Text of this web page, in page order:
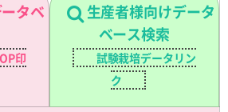
タベ
印
生産者様向けデータ
ベース検索
試験栽培データリン
ク